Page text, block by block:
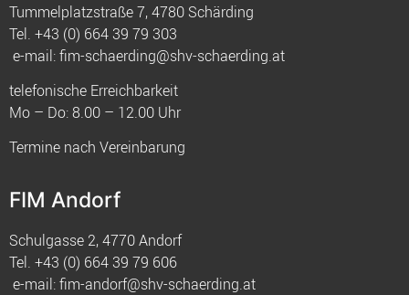
Tummelplatzstraße 7, 4780 Schärding
Tel. +43 (0) 664 39 79 303
e-mail:fim-schaerding@shv-schaerding.at
telefonische Erreichbarkeit
Mo – Do: 8.00 – 12.00 Uhr
Termine nach Vereinbarung
FIM Andorf
Schulgasse 2, 4770 Andorf
Tel. +43 (0) 664 39 79 606
e-mail:fim-andorf@shv-schaerding.at